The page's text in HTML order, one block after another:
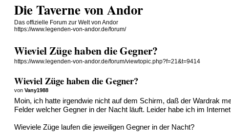
Die Taverne von Andor
Das offizielle Forum zur Welt von Andor
https://www.legenden-von-andor.de/forum/
Wieviel Züge haben die Gegner?
https://www.legenden-von-andor.de/forum/viewtopic.php?f=21&t=9414
Wieviel Züge haben die Gegner?
vonVany1988
Moin, ich hatte irgendwie nicht auf dem Schirm, daß der Wardrak
Felder welcher Gegner in der Nacht läuft. Leider habe ich im
Wieviele Züge laufen die jeweiligen Gegner in der Nacht?